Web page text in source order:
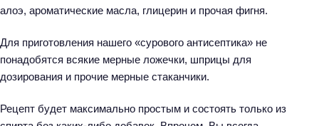
алоэ, ароматические масла, глицерин и прочая фигня.
Для приготовления нашего «сурового антисептика» не
понадобятся всякие мерные ложечки, шприцы для
дозирования и прочие мерные стаканчики.
Рецепт будет максимально простым и состоять только из